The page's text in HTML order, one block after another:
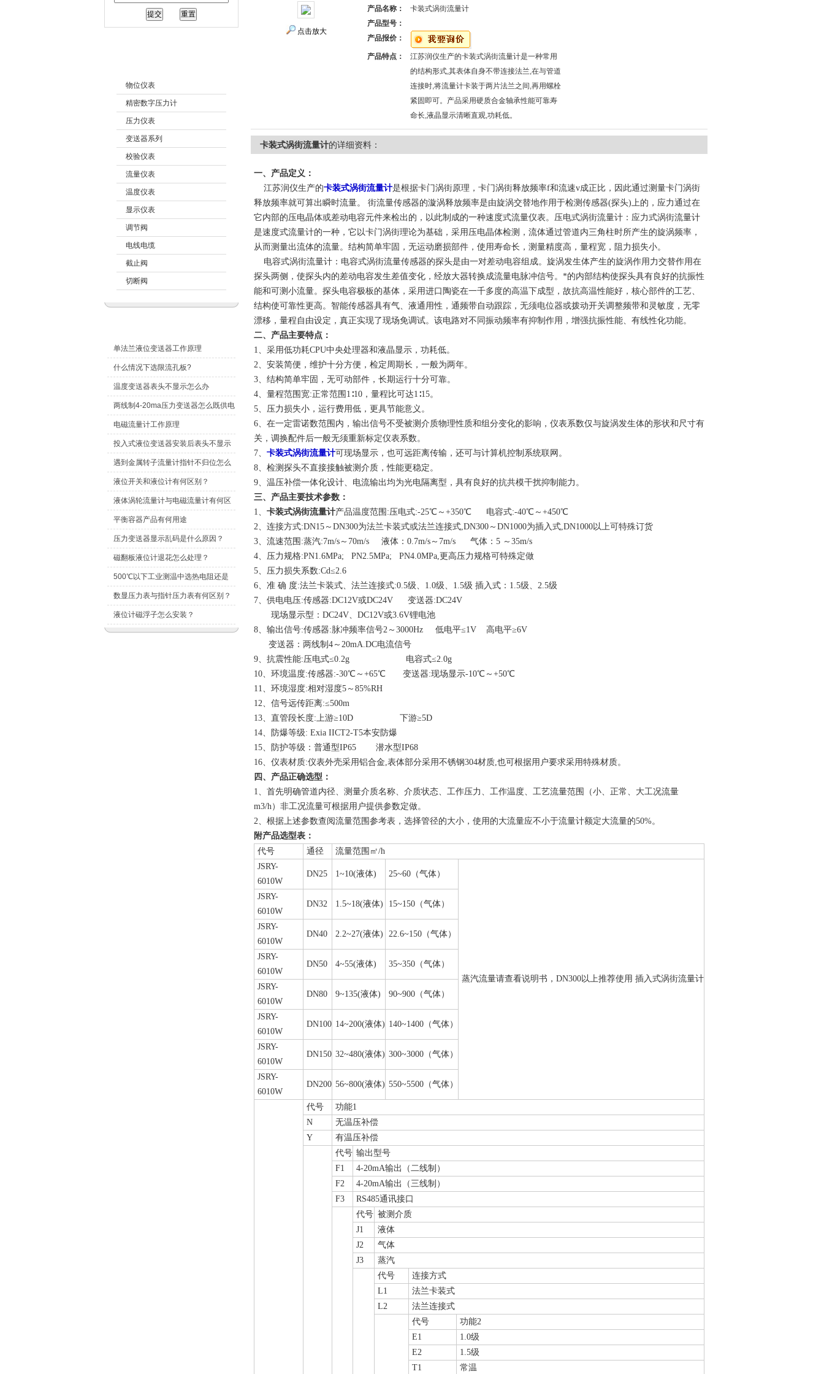
物位仪表
精密数字压力计
压力仪表
变送器系列
校验仪表
流量仪表
温度仪表
显示仪表
调节阀
电线电缆
截止阀
切断阀
单法兰液位变送器工作原理
什么情况下选限流孔板?
温度变送器表头不显示怎么办
两线制4-20ma压力变送器怎么既供电
又传信号？
电磁流量计工作原理
投入式液位变送器安装后表头不显示
怎么办？
遇到金属转子流量计指针不归位怎么
办？
液位开关和液位计有何区别？
液体涡轮流量计与电磁流量计有何区
别？
平衡容器产品有何用途
压力变送器显示乱码是什么原因？
磁翻板液位计退花怎么处理？
500℃以下工业测温中选热电阻还是
双金属温度计？
数显压力表与指针压力表有何区别？
液位计磁浮子怎么安装？
点击放大
产品名称：
卡装式涡街流量计
产品型号：
产品报价：
产品特点：
江苏润仪生产的卡装式涡街流量计是一种常用
的结构形式,其表体自身不带连接法兰,在与管道
连接时,将流量计卡装于两片法兰之间,再用螺栓
紧固即可。产品采用硬质合金轴承性能可靠寿
命长,液晶显示清晰直观,功耗低。
卡装式涡街流量计的详细资料：
一、产品定义：
江苏润仪生产的卡装式涡街流量计是根据卡门涡街原理，卡门涡街释放频率f和流速v成正比，因此通过测量卡门涡街
释放频率就可算出瞬时流量。 街流量传感器的漩涡释放频率是由旋涡交替地作用于检测传感器(探头)上的，应力通过在
它内部的压电晶体或差动电容元件来检出的，以此制成的一种速度式流量仪表。压电式涡街流量计：应力式涡街流量计
是速度式流量计的一种，它以卡门涡街理论为基础，采用压电晶体检测，流体通过管道内三角柱时所产生的旋涡频率，
从而测量出流体的流量。结构简单牢固，无运动磨损部件，使用寿命长，测量精度高，量程宽，阻力损失小。
电容式涡街流量计：电容式涡街流量传感器的探头是由一对差动电容组成。旋涡发生体产生的旋涡作用力交替作用在
探头两侧，使探头内的差动电容发生差值变化，经放大器转换成流量电脉冲信号。*的内部结构使探头具有良好的抗振性
能和可测小流量。探头电容极板的基体，采用进口陶瓷在一千多度的高温下成型，故抗高温性能好，核心部件的工艺、
结构使可靠性更高。智能传感器具有气、液通用性，通频带自动跟踪，无须电位器或拨动开关调整频带和灵敏度，无零
漂移，量程自由设定，真正实现了现场免调试。该电路对不同振动频率有抑制作用，增强抗振性能、有线性化功能。
二、产品主要特点：
1、采用低功耗CPU中央处理器和液晶显示，功耗低。
2、安装简便，维护十分方便，检定周期长，一般为两年。
3、结构简单牢固，无可动部件，长期运行十分可靠。
4、量程范围宽:正常范围1∶10，量程比可达1∶15。
5、压力损失小，运行费用低，更具节能意义。
6、在一定雷诺数范围内，输出信号不受被测介质物理性质和组分变化的影响，仪表系数仅与旋涡发生体的形状和尺寸有
关，调换配件后一般无须重新标定仪表系数。
7、 卡装式涡街流量计可现场显示，也可远距离传输，还可与计算机控制系统联网。
8、检测探头不直接接触被测介质，性能更稳定。
9、温压补偿一体化设计、电流输出均为光电隔离型，具有良好的抗共模干扰抑制能力。
三、产品主要技术参数：
1、 卡装式涡街流量计产品温度范围:压电式:-25℃～+350℃ 电容式:-40℃～+450℃
2、连接方式:DN15～DN300为法兰卡装式或法兰连接式,DN300～DN1000为插入式,DN1000以上可特殊订货
3、流速范围:蒸汽:7m/s～70m/s 液体：0.7m/s～7m/s 气体：5 ～35m/s
4、压力规格:PN1.6MPa; PN2.5MPa; PN4.0MPa,更高压力规格可特殊定做
5、压力损失系数:Cd≤2.6
6、准 确 度:法兰卡装式、法兰连接式:0.5级、1.0级、1.5级 插入式：1.5级、2.5级
7、供电电压:传感器:DC12V或DC24V 变送器:DC24V
现场显示型：DC24V、DC12V或3.6V锂电池
8、输出信号:传感器:脉冲频率信号2～3000Hz 低电平≤1V 高电平≥6V
变送器：两线制4～20mA.DC电流信号
9、抗震性能:压电式≤0.2g 电容式≤2.0g
10、环境温度:传感器:-30℃～+65℃ 变送器:现场显示-10℃～+50℃
11、环境湿度:相对湿度5～85%RH
12、信号远传距离:≤500m
13、直管段长度:上游≥10D 下游≥5D
14、防爆等级: Exia IICT2-T5本安防爆
15、防护等级：普通型IP65 潜水型IP68
16、仪表材质:仪表外壳采用铝合金,表体部分采用不锈钢304材质,也可根据用户要求采用特殊材质。
四、产品正确选型：
1、首先明确管道内径、测量介质名称、介质状态、工作压力、工作温度、工艺流量范围（小、正常、大工况流量
m3/h）非工况流量可根据用户提供参数定做。
2、根据上述参数查阅流量范围参考表，选择管径的大小，使用的大流量应不小于流量计额定大流量的50%。
附产品选型表：
代号
通径
流量范围㎡/h
JSRY-
6010W
DN25 1~10(液体) 25~60（气体）
蒸汽流量请查看说明书，DN300以上推荐使用 插入式涡街流量计
JSRY-
6010W
DN32 1.5~18(液体) 15~150（气体）
JSRY-
6010W
DN40 2.2~27(液体) 22.6~150（气体）
JSRY-
6010W
DN50 4~55(液体) 35~350（气体）
JSRY-
6010W
DN80 9~135(液体) 90~900（气体）
JSRY-
6010W
DN100 14~200(液体) 140~1400（气体）
JSRY-
6010W
DN150 32~480(液体) 300~3000（气体）
JSRY-
6010W
DN200 56~800(液体) 550~5500（气体）
代号
功能1
N
无温压补偿
Y
有温压补偿
代号 输出型号
F1
4-20mA输出（二线制）
F2
4-20mA输出（三线制）
F3
RS485通讯接口
代号 被测介质
J1
液体
J2
气体
J3
蒸汽
代号
连接方式
L1
法兰卡装式
L2
法兰连接式
代号
功能2
E1
1.0级
E2
1.5级
T1
常温